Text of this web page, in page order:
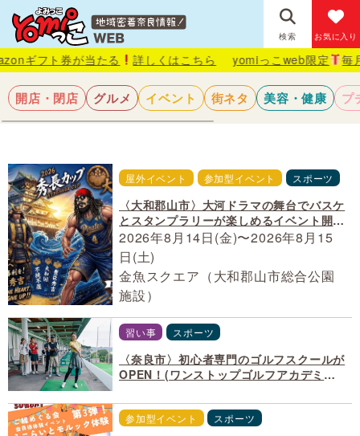
検索 お気に入り
券が当たる 詳しくはこちら yomiっこweb限定 毎月抽選で1
開店・閉店 グルメ イベント 街ネタ 美容・健康 プ
屋外イベント 参加型イベント スポーツ
〈大和郡山市〉大河ドラマの舞台でバスケ
とスタンプラリーが楽しめるイベント開
催！
2026年8月14日(金)〜2026年8月15
日(土)
金魚スクエア（大和郡山市総合公園
施設）
習い事 スポーツ
〈奈良市〉初心者専門のゴルフスクールが
OPEN！(ワンストップゴルフアカデミー
参加型イベント スポーツ